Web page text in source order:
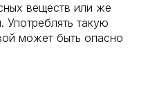
веществ или же
Употреблять такую
может быть опасно